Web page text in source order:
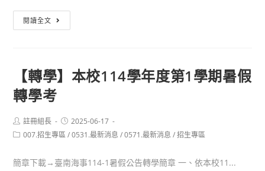
期
學
考
閱讀全文
內
轉
校
114
年
【轉學】本校114學年度第1學期暑假
轉學考
Post
author:
註冊組長
Post
published:
2025-06-17
Post007.招生專區 / 0531.最新消息 / 0571.最新消息 / 招生專區
簡章下載→臺南海事114-1暑假公告轉學簡章 一、依本校11...